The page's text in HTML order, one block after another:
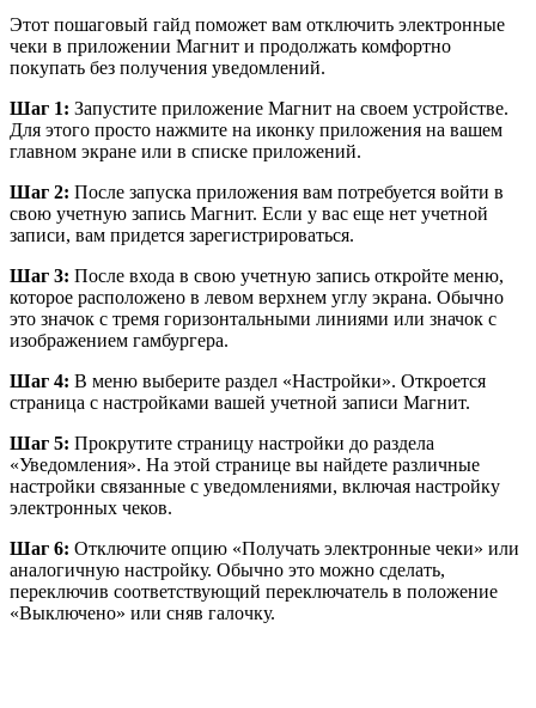
Этот пошаговый гайд поможет вам отключить электронные
чеки в приложении Магнит и продолжать комфортно
покупать без получения уведомлений.
Шаг 1: Запустите приложение Магнит на своем устройстве.
Для этого просто нажмите на иконку приложения на вашем
главном экране или в списке приложений.
Шаг 2: После запуска приложения вам потребуется войти в
свою учетную запись Магнит. Если у вас еще нет учетной
записи, вам придется зарегистрироваться.
Шаг 3: После входа в свою учетную запись откройте меню,
которое расположено в левом верхнем углу экрана. Обычно
это значок с тремя горизонтальными линиями или значок с
изображением гамбургера.
Шаг 4: В меню выберите раздел «Настройки». Откроется
страница с настройками вашей учетной записи Магнит.
Шаг 5: Прокрутите страницу настройки до раздела
«Уведомления». На этой странице вы найдете различные
настройки связанные с уведомлениями, включая настройку
электронных чеков.
Шаг 6: Отключите опцию «Получать электронные чеки» или
аналогичную настройку. Обычно это можно сделать,
переключив соответствующий переключатель в положение
«Выключено» или сняв галочку.